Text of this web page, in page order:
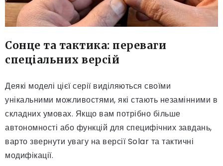
Сонце та тактика: переваги
спеціальних версій
Деякі моделі цієї серії виділяються своїми
унікальними можливостями, які стають незамінними в
складних умовах. Якщо вам потрібно більше
автономності або функцій для специфічних завдань,
варто звернути увагу на версії Solar та тактичні
модифікації.